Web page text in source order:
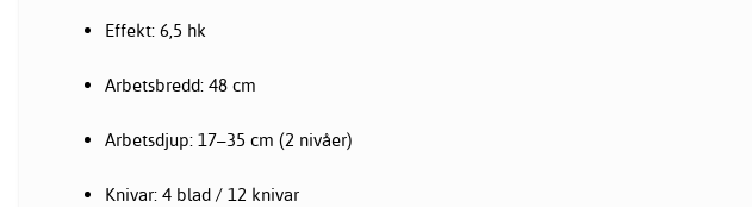
Effekt: 6,5 hk
Arbetsbredd: 48 cm
Arbetsdjup: 17–35 cm (2 nivåer)
Knivar: 4 blad / 12 knivar